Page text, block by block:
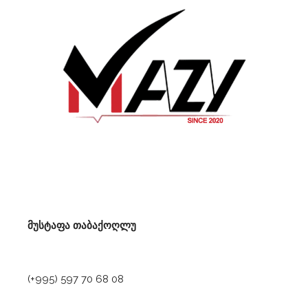
მუსტაფა თაბაქოღლუ
(+995) 597 70 68 08